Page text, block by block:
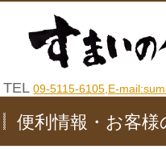
TEL09-5115-6105,E-
便利情報・お客様